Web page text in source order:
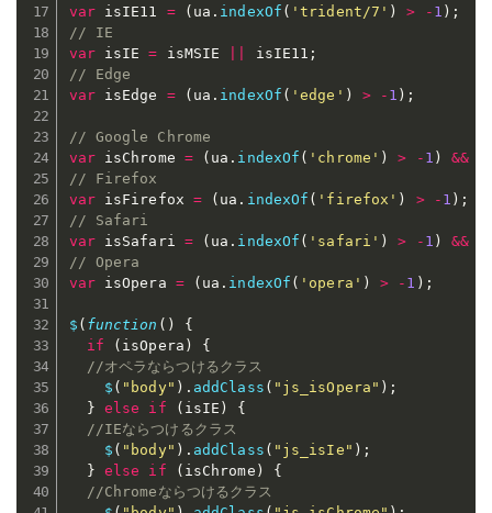
var isIE11 = ( ua . indexOf ( 'trident/7' ) > - 1 ) ;
// IE
var isIE = isMSIE isIE11 ;
// Edge
var isEdge = ( ua . indexOf ( 'edge' ) > - 1 ) ;
// Google Chrome
var isChrome = ( ua . indexOf ( 'chrome' ) > - 1 ) &&
// Firefox
var isFirefox = ( ua . indexOf ( 'firefox' ) > - 1 ) ;
// Safari
var isSafari = ( ua . indexOf ( 'safari' ) > - 1 ) &&
// Opera
var isOpera = ( ua . indexOf ( 'opera' ) > - 1 ) ;
$ ( function ( )
{
if
( isOpera )
{
//オペラならつけるクラス
$ ( "body" ) . addClass ( "js_isOpera" ) ;
} else if ( isIE )
{
//IEならつけるクラス
$ ( "body" ) . addClass ( "js_isIe" ) ;
} else if ( isChrome )
{
//Chromeならつけるクラス